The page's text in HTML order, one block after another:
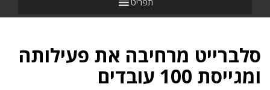
סלברייט מרחיבה את פעילותה
ומגייסת 100 עובדים